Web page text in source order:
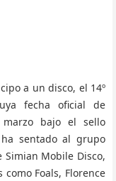
a un disco, el 14º
fecha oficial de
bajo el sello
sentado al grupo
Mobile Disco,
Foals, Florence